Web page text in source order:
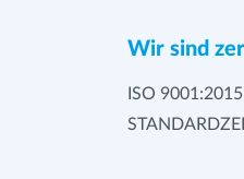
Wir sind
ISO